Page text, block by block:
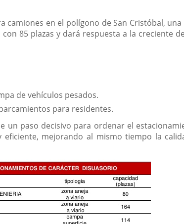
en el polígono de San Cristóbal,
85 plazas y dará respuesta a la creciente
de vehículos pesados.
para residentes.
un paso decisivo para ordenar el
mejorando al mismo tiempo la